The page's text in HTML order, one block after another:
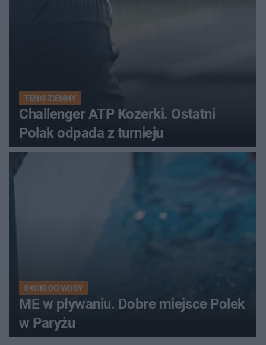
TENIS ZIEMNY
Challenger ATP Kozerki. Ostatni
Polak odpada z turnieju
SKOKI DO WODY
ME w pływaniu. Dobre miejsce Polek
w Paryżu